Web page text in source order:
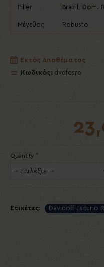
Filler Brazil, Dom.
Μέγεθος Robusto
Εκτός Αποθέματος
Κωδικός: dvdfesro
Quantity
Ετικέτες: Davidoff Escurio